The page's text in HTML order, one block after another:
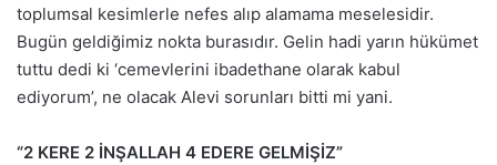
toplumsal kesimlerle nefes alıp alamama meselesidir.
Bugün geldiğimiz nokta burasıdır. Gelin hadi yarın hükümet
tuttu dedi ki ‘cemevlerini ibadethane olarak kabul
ediyorum’, ne olacak Alevi sorunları bitti mi yani.
“2 KERE 2 İNŞALLAH 4 EDERE GELMİŞİZ”